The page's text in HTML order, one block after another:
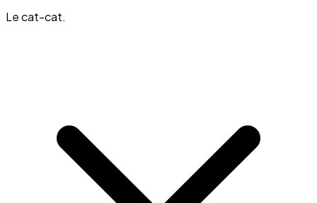
Le cat-cat.